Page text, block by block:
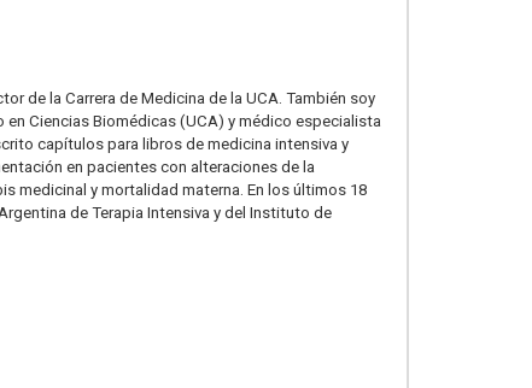
de la Carrera de Medicina de la UCA. También soy
Ciencias Biomédicas (UCA) y médico especialista
capítulos para libros de medicina intensiva y
en pacientes con alteraciones de la
medicinal y mortalidad materna. En los últimos 18
de Terapia Intensiva y del Instituto de